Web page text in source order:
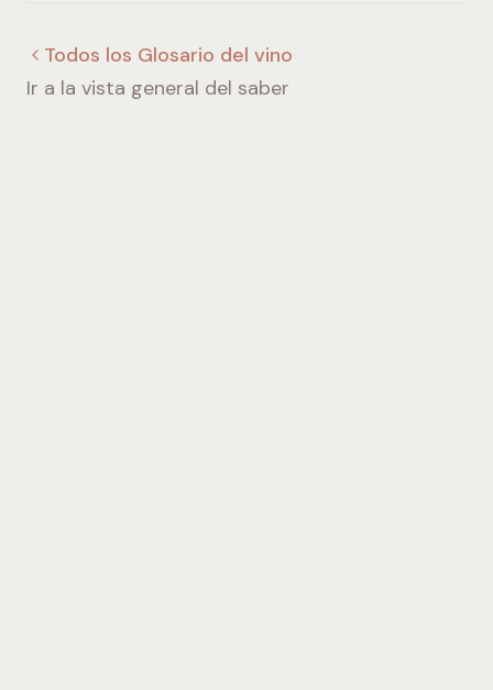
Todos los Glosario del vino
Ir a la vista general del saber